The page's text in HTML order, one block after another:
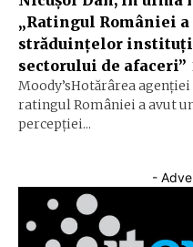
„Ratingul României
străduințelor
sectorului de afaceri”
Moody’sHotărârea
ratingul României a avut
percepției...
-